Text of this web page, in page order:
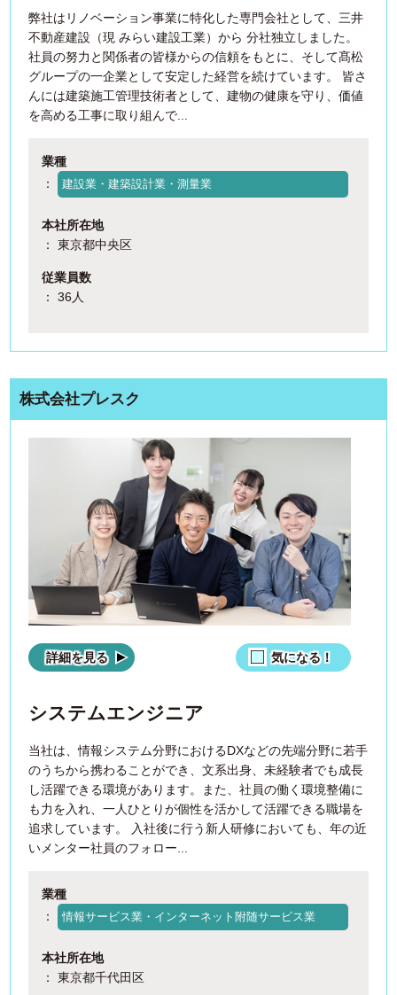
弊社はリノベーション事業に特化した専門会社として、三井
不動産建設（現 みらい建設工業）から 分社独立しました。
社員の努力と関係者の皆様からの信頼をもとに、そして髙松
グループの一企業として安定した経営を続けています。 皆さ
んには建築施工管理技術者として、建物の健康を守り、価値
を高める工事に取り組んで...
業種
：
建設業・建築設計業・測量業
本社所在地
： 東京都中央区
従業員数
： 36人
株式会社プレスク
詳細を見る 気になる！
システムエンジニア
当社は、情報システム分野におけるDXなどの先端分野に若手
のうちから携わることができ、文系出身、未経験者でも成長
し活躍できる環境があります。また、社員の働く環境整備に
も力を入れ、一人ひとりが個性を活かして活躍できる職場を
追求しています。 入社後に行う新人研修においても、年の近
いメンター社員のフォロー...
業種
：
情報サービス業・インターネット附随サービス業
本社所在地
： 東京都千代田区